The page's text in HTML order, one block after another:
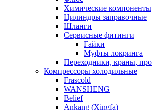
Химические компоненты
Цилиндры заправочные
Шланги
Сервисные фитинги
Гайки
Муфты локринга
Переходники, краны,
Компрессоры холодильные
Frascold
WANSHENG
Belief
Ankang (Xingfa)